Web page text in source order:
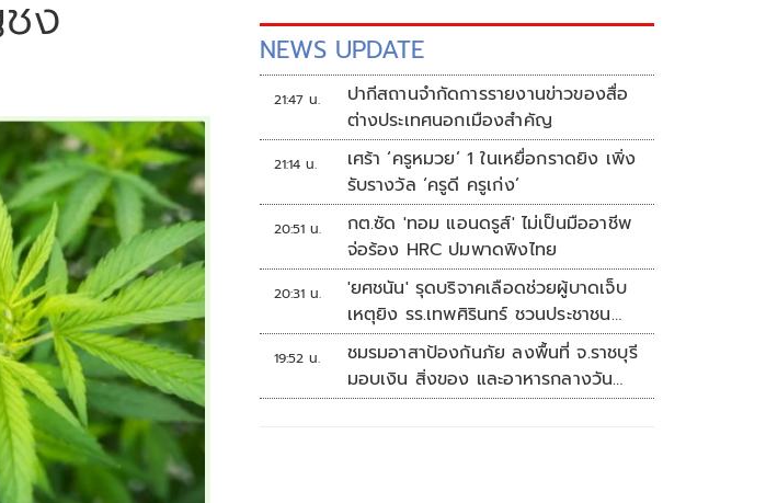
ง NEWS UPDATE
21:47 น.
ปากีสถานจำกัดการรายงานข่าวของสื่อ
ต่างประเทศนอกเมืองสำคัญ
21:14 น.
เศร้า ‘ครูหมวย’ 1 ในเหยื่อกราดยิง เพิ่ง
รับรางวัล ‘ครูดี ครูเก่ง’
20:51 น.
กต.ซัด 'ทอม แอนดรูส์' ไม่เป็นมืออาชีพ
จ่อร้อง HRC ปมพาดพิงไทย
20:31 น.
'ยศชนัน' รุดบริจาคเลือดช่วยผู้บาดเจ็บ
เหตุยิง รร.เทพศิรินทร์ ชวนประชาชน
ร่วมบริจาค
19:52 น.
ชมรมอาสาป้องกันภัย ลงพื้นที่ จ.ราชบุรี
มอบเงิน สิ่งของ และอาหารกลางวัน
แก่โรงเรียนบ้านหนองน้ำใส